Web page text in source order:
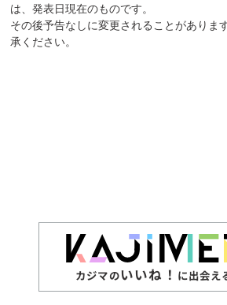
は、発表日現在のものです。
その後予告なしに変更されることがありま
承ください。
カジマのいいね！ に出会え